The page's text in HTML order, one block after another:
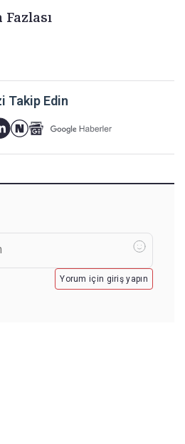
Takip Edin
Yorum için giriş yapın